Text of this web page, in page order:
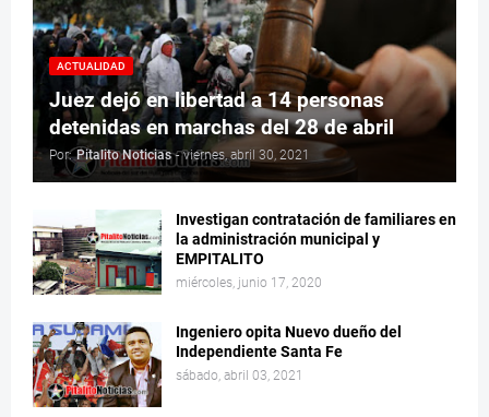
ACTUALIDAD
Juez dejó en libertad a 14 personas
detenidas en marchas del 28 de abril
Por: Pitalito Noticias - viernes, abril 30, 2021
Investigan contratación de familiares en
la administración municipal y
EMPITALITO
miércoles, junio 17, 2020
Ingeniero opita Nuevo dueño del
Independiente Santa Fe
sábado, abril 03, 2021